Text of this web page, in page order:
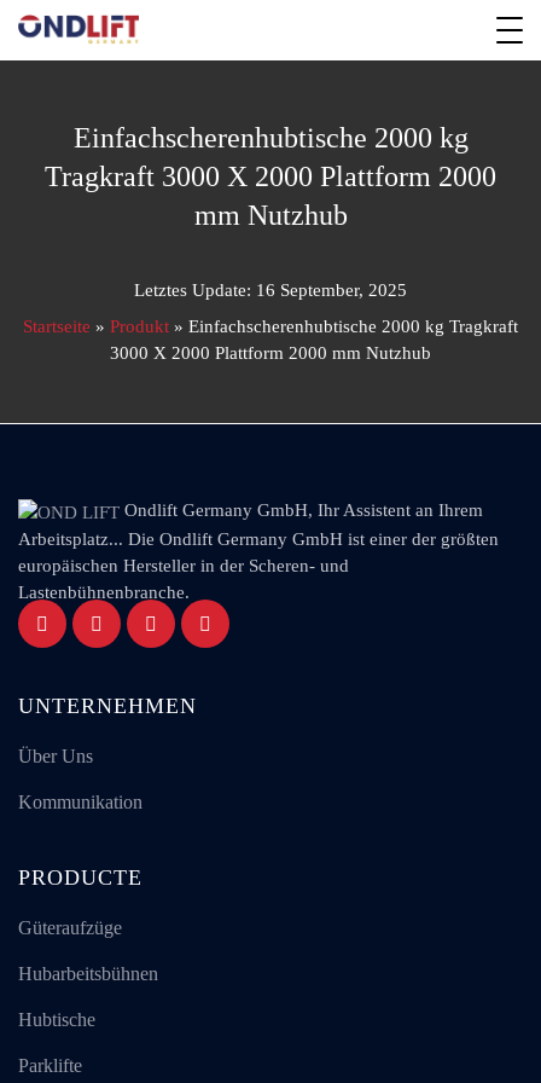
Einfachscherenhubtische 2000 kg
Tragkraft 3000 X 2000 Plattform 2000
mm Nutzhub
Letztes Update: 16 September, 2025
Startseite » Produkt » Einfachscherenhubtische 2000 kg Tragkraft
3000 X 2000 Plattform 2000 mm Nutzhub
Ondlift Germany GmbH, Ihr Assistent an Ihrem
Arbeitsplatz... Die Ondlift Germany GmbH ist einer der größten
europäischen Hersteller in der Scheren- und
Lastenbühnenbranche.
UNTERNEHMEN
Über Uns
Kommunikation
PRODUCTE
Güteraufzüge
Hubarbeitsbühnen
Hubtische
Parklifte